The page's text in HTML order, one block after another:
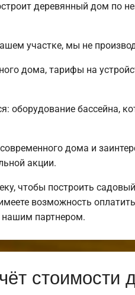
деревянный дом по
участке, мы не
дома, тарифы на
оборудование бассейна,
дома и
акции.
чтобы построить
возможность
нашим партнером.
стоимости